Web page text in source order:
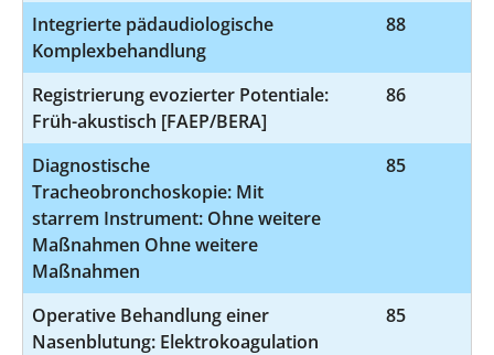
Integrierte pädaudiologische
Komplexbehandlung
88
Registrierung evozierter Potentiale:
Früh-akustisch [FAEP/BERA]
86
Diagnostische
Tracheobronchoskopie: Mit
starrem Instrument: Ohne weitere
Maßnahmen Ohne weitere
Maßnahmen
85
Operative Behandlung einer
Nasenblutung: Elektrokoagulation
85